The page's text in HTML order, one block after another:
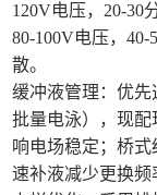
120V电压，20-30
80-100V电压，
散。
缓冲液管理：优
批量电泳），现
响电场稳定；桥
速补液减少更换频